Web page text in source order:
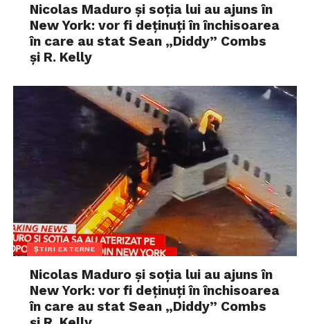
Nicolas Maduro și soția lui au ajuns în
New York: vor fi deținuți în închisoarea
în care au stat Sean „Diddy” Combs
și R. Kelly
ȘTIRI EXTERNE
Nicolas Maduro și soția lui au ajuns în
New York: vor fi deținuți în închisoarea
în care au stat Sean „Diddy” Combs